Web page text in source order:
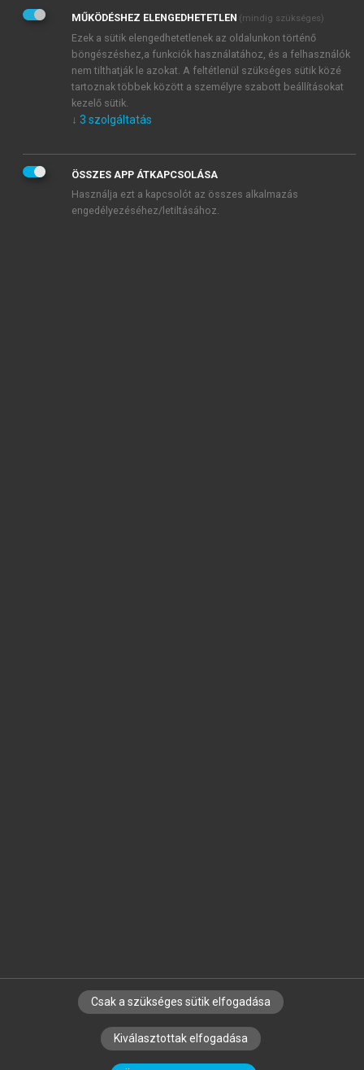
Adatkezelési tájékoztatóbanfoglaltakat tudomásul
veszem és elfogadom.
Általános vásárlási feltételeket, valamint a szotar.netés a
mersz.huoldalak licencszerződéseiben foglaltakat
tudomásul veszem és elfogadom.
KIPRÓBÁLOM
SZERZŐKNEK CÉGEKNEK KÖNYVTÁROSOKNAK
SZERKESZTÉSI ÉS LEKTORÁLÁSI ALAPELVEK
MŰKÖDÉSHEZ ELENGEDHETETLEN (mindig szükséges)
Ezek a sütik elengedhetetlenek az oldalunkon történő
böngészéshez,a funkciók használatához, és a felhasználók
nem tilthatják le azokat. A feltétlenül szükséges sütik közé
tartoznak többek között a személyre szabott beállításokat
kezelő sütik.
↓ 3 szolgáltatás
ÖSSZES APP ÁTKAPCSOLÁSA
Használja ezt a kapcsolót az összes alkalmazás
engedélyezéséhez/letiltásához.
Csak a szükséges sütik elfogadása
Kiválasztottak elfogadása